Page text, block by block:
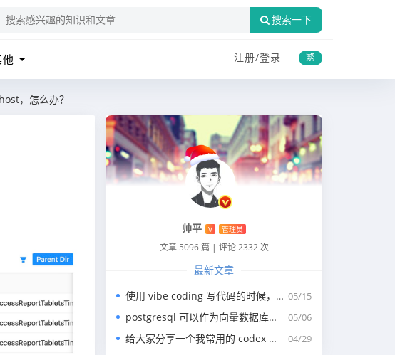
搜索一下
他 注册/登录 繁
，怎么办？
帅平 V 管理员
文章 5096 篇 | 评论 2332 次
最新文章
05/15
使用 vibe coding 写代码的时候，一般我们会涉及到哪些提示词？
05/06
postgresql 可以作为向量数据库，那我们安装哪个版本呢？
04/29
给大家分享一个我常用的 codex 中的 agents.md 文件